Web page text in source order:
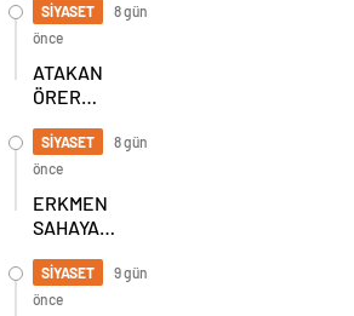
BULUŞMA!
SEKİZ İL
BAŞKANI
BİR ARADA
SİYASET
8 gün
önce
ATAKAN
ÖRER
BAŞKAN
SEÇİLDİ
SİYASET
8 gün
önce
ERKMEN
SAHAYA
GÖKÇEBEY
VE
SİYASET
9 gün
önce